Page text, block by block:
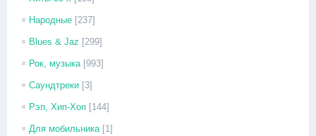
Народные [237]
Blues & Jaz [299]
Рок, музыка [993]
Саундтреки [3]
Рэп, Хип-Хоп [144]
Для мобильника [1]